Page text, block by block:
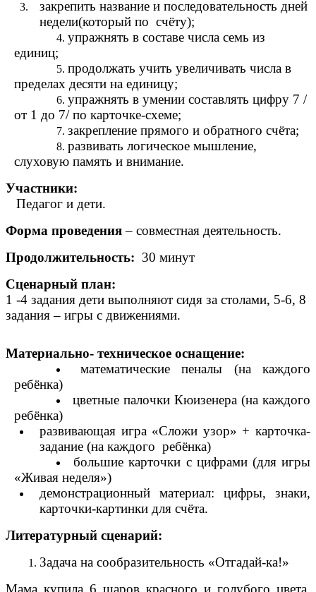
закрепить название и последовательность дней
недели(который по счёту);
упражнять в составе числа семь из
единиц;
продолжать учить увеличивать числа в
пределах десяти на единицу;
упражнять в умении составлять цифру 7 /
от 1 до 7/ по карточке-схеме;
закрепление прямого и обратного счёта;
развивать логическое мышление,
слуховую память и внимание.
Участники:
Педагог и дети.
Форма проведения– совместная деятельность.
Продолжительность: 30 минут
Сценарный план:
1 -4 задания дети выполняют сидя за столами, 5-6, 8
задания – игры с движениями.
Материально- техническое оснащение:
математические пеналы (на каждого
ребёнка)
цветные палочки Кюизенера (на каждого
ребёнка)
развивающая игра «Сложи узор» + карточка-
задание (на каждого ребёнка)
большие карточки с цифрами (для игры
«Живая неделя»)
демонстрационный материал: цифры, знаки,
карточки-картинки для счёта.
Литературный сценарий:
Задача на сообразительность «Отгадай-ка!»
Мама купила 6 шаров красного и голубого цвета.